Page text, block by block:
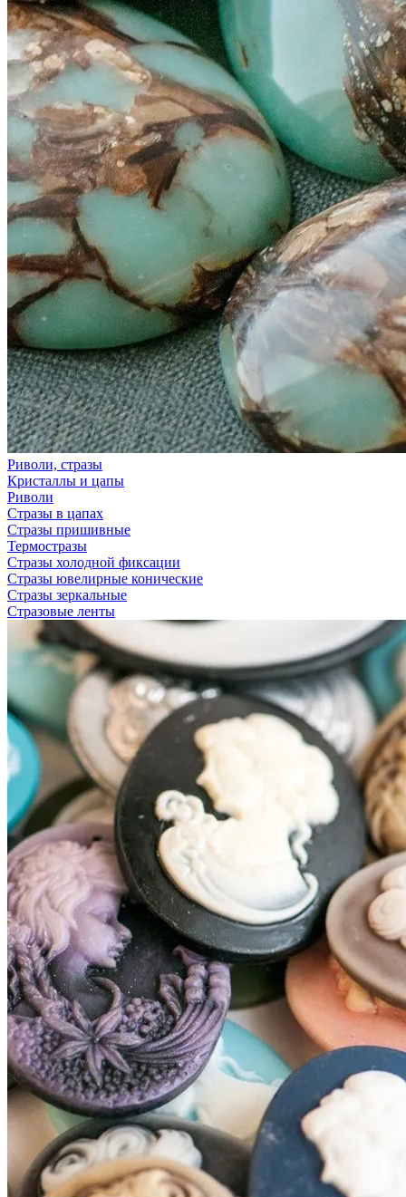
Риволи, стразы
Кристаллы и цапы
Риволи
Стразы в цапах
Стразы пришивные
Термостразы
Стразы холодной фиксации
Стразы ювелирные конические
Стразы зеркальные
Стразовые ленты